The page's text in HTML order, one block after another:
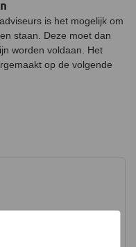
is het mogelijk om
staan. Deze moet dan
worden voldaan. Het
op de volgende